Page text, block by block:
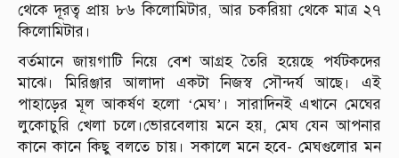
থেকে দূরত্ব প্রায় ৮৬ কিলোমিটার, আর চকরিয়া থেকে মাত্র ২৭
কিলোমিটার।
বর্তমানে জায়গাটি নিয়ে বেশ আগ্রহ তৈরি হয়েছে পর্যটকদের
মাঝে। মিরিঞ্জার আলাদা একটা নিজস্ব সৌন্দর্য আছে। এই
পাহাড়ের মূল আকর্ষণ হলো ‘মেঘ’। সারাদিনই এখানে মেঘের
লুকোচুরি খেলা চলে।ভোরবেলায় মনে হয়, মেঘ যেন আপনার
কানে কানে কিছু বলতে চায়। সকালে মনে হবে- মেঘগুলোর মন